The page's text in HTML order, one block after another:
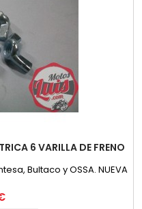
6 VARILLA DE FRENO
Bultaco y OSSA. NUEVA